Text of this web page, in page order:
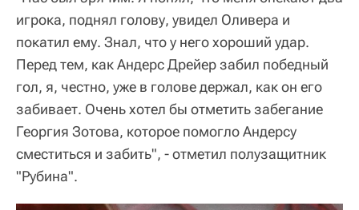
игрока, поднял голову, увидел Оливера и
покатил ему. Знал, что у него хороший удар.
Перед тем, как Андерс Дрейер забил победный
гол, я, честно, уже в голове держал, как он его
забивает. Очень хотел бы отметить забегание
Георгия Зотова, которое помогло Андерсу
сместиться и забить", - отметил полузащитник
"Рубина".